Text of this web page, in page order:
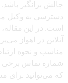
چالش برانگیز
دسترسی به وکیل
است. در این
آنلاین در اهواز
مناسب و نحوه
شماره تماس برخی
که می‌توانید برای